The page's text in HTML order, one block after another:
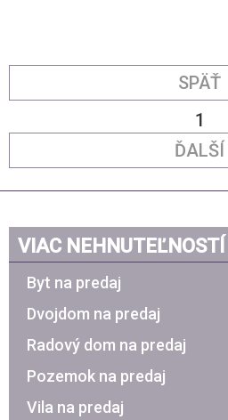
SPÄŤ
1
ĎALŠÍ
VIAC NEHNUTEĽNOSTÍ
Byt na predaj
Dvojdom na predaj
Radový dom na predaj
Pozemok na predaj
Vila na predaj